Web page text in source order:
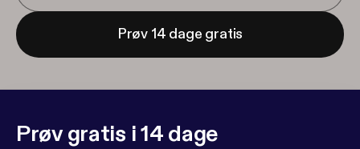
Prøv 14 dage gratis
Prøv gratis i 14 dage